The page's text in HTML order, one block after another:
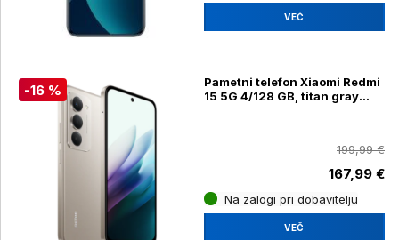
VEČ
-16 %
Pametni telefon Xiaomi Redmi
15 5G 4/128 GB, titan gray
199,99 €
167,99 €
Na zalogi pri dobavitelju
VEČ